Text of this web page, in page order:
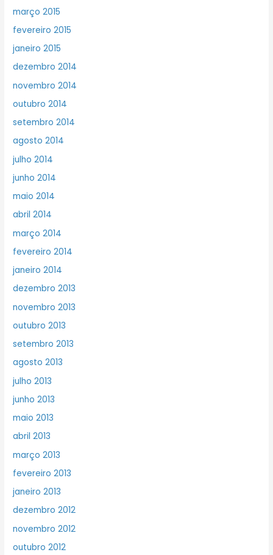
março 2015
fevereiro 2015
janeiro 2015
dezembro 2014
novembro 2014
outubro 2014
setembro 2014
agosto 2014
julho 2014
junho 2014
maio 2014
abril 2014
março 2014
fevereiro 2014
janeiro 2014
dezembro 2013
novembro 2013
outubro 2013
setembro 2013
agosto 2013
julho 2013
junho 2013
maio 2013
abril 2013
março 2013
fevereiro 2013
janeiro 2013
dezembro 2012
novembro 2012
outubro 2012